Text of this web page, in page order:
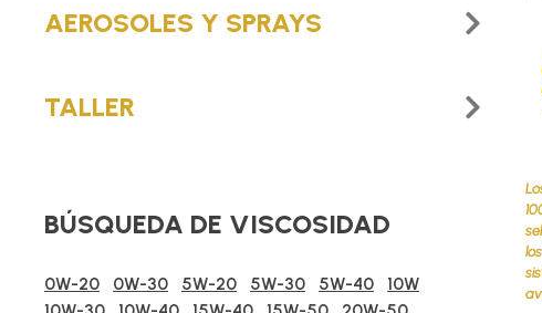
AEROSOLES Y SPRAYS
TALLER
BÚSQUEDA DE VISCOSIDAD
0W-20 0W-30 5W-20 5W-30 5W-40
10W